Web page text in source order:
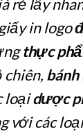
rẻ lấy
in logo
thực
chiên, bánh
loạidược
với các